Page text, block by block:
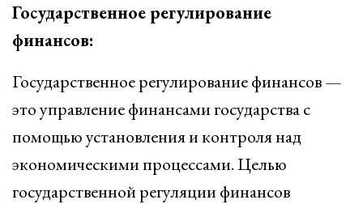
Государственное регулирование
финансов:
Государственное регулирование финансов —
это управление финансами государства с
помощью установления и контроля над
экономическими процессами. Целью
государственной регуляции финансов